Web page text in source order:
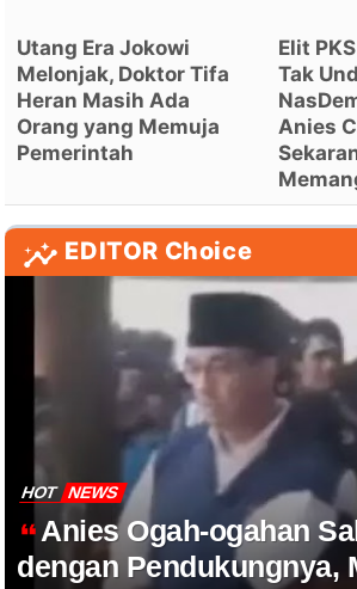
Utang Era Jokowi
Melonjak, Doktor Tifa
Heran Masih Ada
Orang yang Memuja
Pemerintah
Elit
Tak
Anies
EDITOR Choice
HOT NEWS
Anies Ogah-ogahan
dengan Pendukungnya,